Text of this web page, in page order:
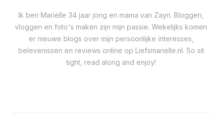
Ik ben Mariëlle 34 jaar jong en mama van Zayn. Bloggen,
vloggen en foto's maken zijn mijn passie. Wekelijks komen
er nieuwe blogs over mijn persoonlijke interesses,
belevenissen en reviews online op Liefsmarielle.nl. So sit
tight, read along and enjoy!